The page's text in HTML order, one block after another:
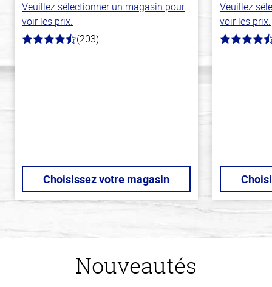
Veuillez sélectionner un magasin pour
voir les prix.
4.3
(203)
Choisissez votre magasin
Veuillez
voir les prix.
4.9
Nouveautés